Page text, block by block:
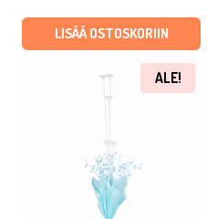
LISÄÄ OSTOSKORIIN
ALE!